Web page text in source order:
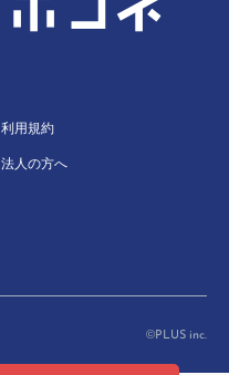
利用規約
法人の方へ
©PLUS inc.